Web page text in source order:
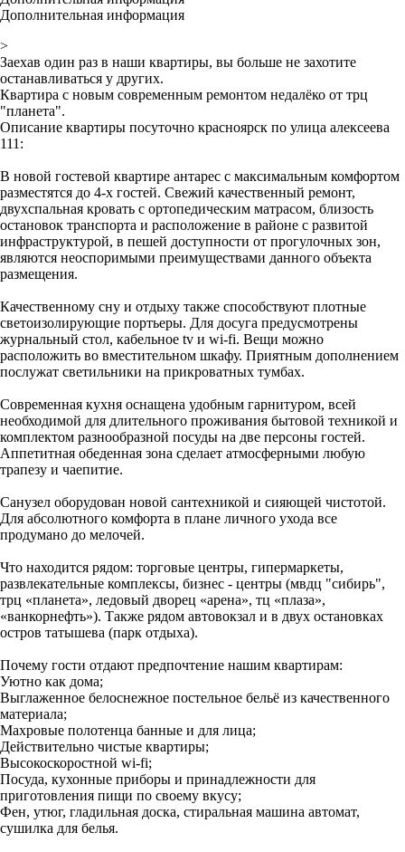
Дополнительная информация
>
Заехав один раз в наши квартиры, вы больше не захотите
останавливаться у других.
Квартира с новым современным ремонтом недалёко от трц
"планета".
Описание квартиры посуточно красноярск по улица алексеева
111:
В новой гостевой квартире антарес с максимальным комфортом
разместятся до 4-х гостей. Свежий качественный ремонт,
двухспальная кровать с ортопедическим матрасом, близость
остановок транспорта и расположение в районе с развитой
инфраструктурой, в пешей доступности от прогулочных зон,
являются неоспоримыми преимуществами данного объекта
размещения.
Качественному сну и отдыху также способствуют плотные
светоизолирующие портьеры. Для досуга предусмотрены
журнальный стол, кабельное tv и wi-fi. Вещи можно
расположить во вместительном шкафу. Приятным дополнением
послужат светильники на прикроватных тумбах.
Современная кухня оснащена удобным гарнитуром, всей
необходимой для длительного проживания бытовой техникой и
комплектом разнообразной посуды на две персоны гостей.
Аппетитная обеденная зона сделает атмосферными любую
трапезу и чаепитие.
Санузел оборудован новой сантехникой и сияющей чистотой.
Для абсолютного комфорта в плане личного ухода все
продумано до мелочей.
Что находится рядом: торговые центры, гипермаркеты,
развлекательные комплексы, бизнес - центры (мвдц "сибирь",
трц «планета», ледовый дворец «арена», тц «плаза»,
«ванкорнефть»). Также рядом автовокзал и в двух остановках
остров татышева (парк отдыха).
Почему гости отдают предпочтение нашим квартирам:
Уютно как дома;
Выглаженное белоснежное постельное бельё из качественного
материала;
Махровые полотенца банные и для лица;
Действительно чистые квартиры;
Высокоскоростной wi-fi;
Посуда, кухонные приборы и принадлежности для
приготовления пищи по своему вкусу;
Фен, утюг, гладильная доска, стиральная машина автомат,
сушилка для белья.